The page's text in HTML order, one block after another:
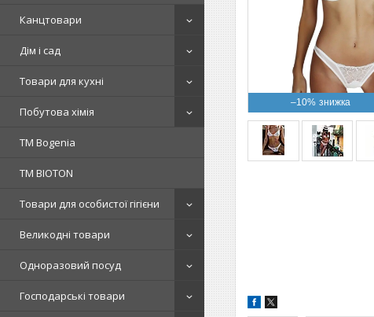
Канцтовари
Дім і сад
Товари для кухні
Побутова хімія
ТМ Bogenia
ТМ BIOTON
Товари для особистої гігієни
Великодні товари
Одноразовий посуд
Господарські товари
–10%